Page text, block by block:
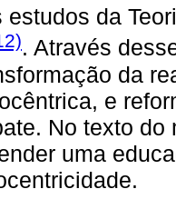
estudos da
. Através
da
e
No texto do
uma